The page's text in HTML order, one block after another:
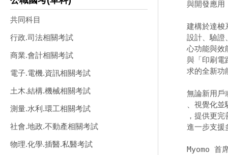
共同科目
行政.司法相關考試
商業.會計相關考試
電子.電機.資訊相關考試
土木.結構.機械相關考試
測量.水利.環工相關考試
社會.地政.不動產相關考試
物理.化學.插醫.私醫考試
與開發應
建構於達
設計、驗
心功能與
與「印刷
求的全新
無論新用戶
、視覺化
，提供更
進一步支
Myomo 首